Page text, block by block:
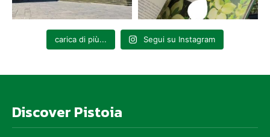
carica di più... Segui su Instagram
Discover Pistoia